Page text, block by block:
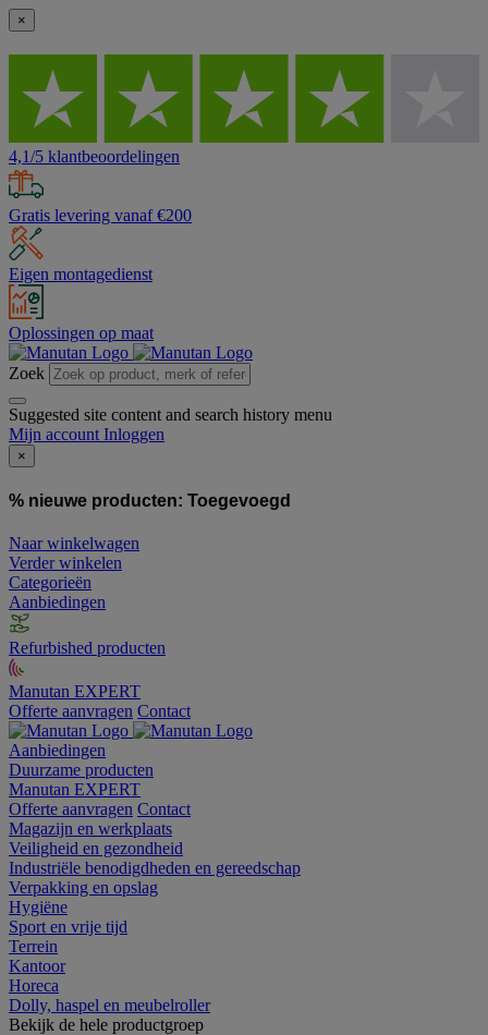
×
4,1/5 klantbeoordelingen
Gratis levering vanaf €200
Eigen montagedienst
Oplossingen op maat
Zoek
Suggested site content and search history menu
Mijn account Inloggen
×
% nieuwe producten: Toegevoegd
Naar winkelwagen
Verder winkelen
Categorieën
Aanbiedingen
Refurbished producten
Manutan EXPERT
Offerte aanvragen Contact
Aanbiedingen
Duurzame producten
Manutan EXPERT
Offerte aanvragen Contact
Magazijn en werkplaats
Veiligheid en gezondheid
Industriële benodigdheden en gereedschap
Verpakking en opslag
Hygiëne
Sport en vrije tijd
Terrein
Kantoor
Horeca
Dolly, haspel en meubelroller
Bekijk de hele productgroep